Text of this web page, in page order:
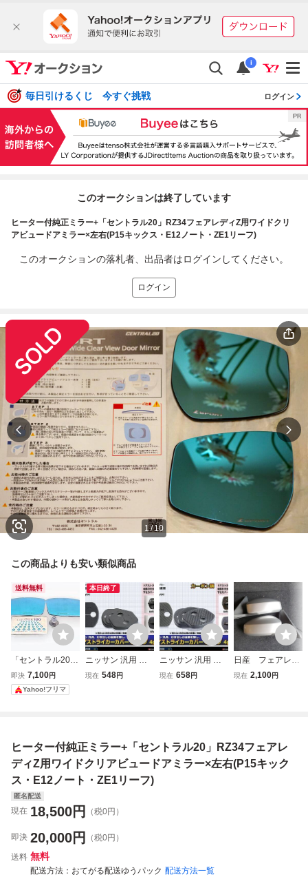
i
毎日引けるくじ 今すぐ挑戦 ログイン
このオークションは終了しています
ヒーター付純正ミラー+「セントラル20」RZ34フェアレディZ用ワイドクリ
アビュードアミラー×左右(P15キックス・E12ノート・ZE1リーフ)
このオークションの落札者、出品者はログインしてください。
ログイン
1/10
この商品よりも安い類似商品
送料無料
「セントラル20」
フェアレディZ（R
Z34）用ワイドク
リアビュードアミ
即決 7,100円
Yahoo!フリマ
本日終了
ニッサン 汎用 ド
ア ストライカー
15 キックス SZ43
8
現在 548円
ニッサン 汎用 ド
ア ストライカー
15 キックス SZ45
0
現在 658円
日産 フェアレデ
ィZ Z33 純正
現在 2,100円
ヒーター付純正ミラー+「セントラル20」RZ34フェアレ
ディZ用ワイドクリアビュードアミラー×左右(P15キック
ス・E12ノート・ZE1リーフ)
匿名配送
現在 18,500円 （税0円）
即決 20,000円
（税0円）
送料 無料
配送方法 おてがる配送ゆうパック 配送方法一覧